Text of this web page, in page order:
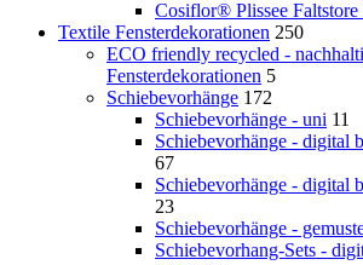
Cosiflor® Plissee Faltstore
Textile Fensterdekorationen 250
ECO friendly recycled -
Fensterdekorationen 5
Schiebevorhänge 172
Schiebevorhänge - uni 11
Schiebevorhänge - digital
67
Schiebevorhänge - digital
23
Schiebevorhänge -
Schiebevorhang-Sets -